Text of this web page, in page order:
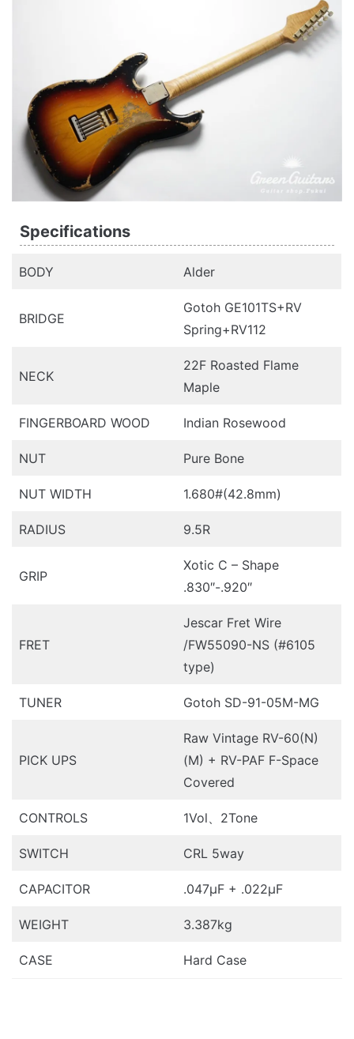
Specifications
BODY Alder
BRIDGE
Gotoh GE101TS+RV
Spring+RV112
NECK
22F Roasted Flame
Maple
FINGERBOARD WOOD Indian Rosewood
NUT Pure Bone
NUT WIDTH 1.680#(42.8mm)
RADIUS 9.5R
GRIP
Xotic C – Shape
.830″-.920″
FRET
Jescar Fret Wire
/FW55090-NS (#6105
type)
TUNER Gotoh SD-91-05M-MG
PICK UPS
Raw Vintage RV-60(N)
(M) + RV-PAF F-Space
Covered
CONTROLS 1Vol、2Tone
SWITCH CRL 5way
CAPACITOR .047μF + .022μF
WEIGHT 3.387kg
CASE Hard Case